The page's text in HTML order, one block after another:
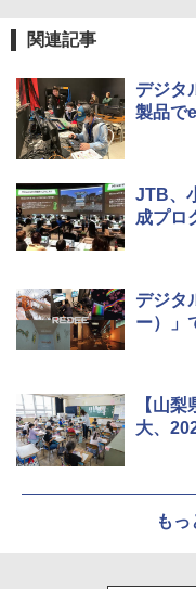
5
自
エ
5
関連記事
デジタ
製品で
JTB、
成プロ
デジタ
ー）」
【山
大、
も